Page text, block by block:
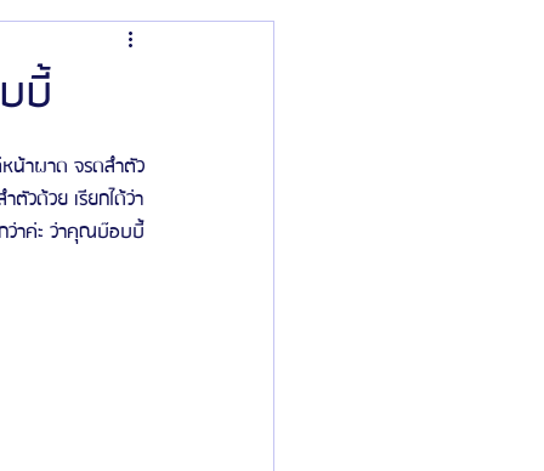
ศัลยแพทย์ ประเทศเกาหลี
Consultant คู่มือศัลยกรรม
บี้
หน้าผาด จรดลำตัว
วด้วย เรียกได้ว่า
ว่าค่ะ ว่าคุณบ๊อบบี้